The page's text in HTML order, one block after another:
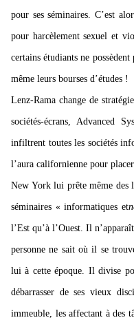
pour ses séminaires. C’est
pour harcèlement sexuel et
certains étudiants ne possèdent
même leurs bourses d’études !
Lenz-Rama change de
sociétés-écrans, Advanced
infiltrent toutes les sociétés
l’aura californienne pour
New York lui prête même des
séminaires « informatiques et
l’Est qu’à l’Ouest. Il
personne ne sait où il se
lui à cette époque. Il divise
débarrasser de ses vieux
immeuble, les affectant à des